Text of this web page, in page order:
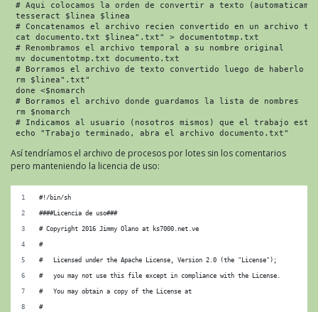
# Aqui colocamos la orden de convertir a texto
tesseract $linea $linea
# Concatenamos el archivo recien convertido en un archivo
cat documento.txt $linea".txt" > documentotmp.txt
# Renombramos el archivo temporal a su nombre original
mv documentotmp.txt documento.txt
# Borramos el archivo de texto convertido luego de haberlo
rm $linea".txt"
done <$nomarch
# Borramos el archivo donde guardamos la lista de nombres
rm $nomarch
# Indicamos al usuario (nosotros mismos) que el trabajo está
echo "Trabajo terminado, abra el archivo documento.txt"
Así tendríamos el archivo de procesos por lotes sin los comentarios
pero manteniendo la licencia de uso:
#!/bin/sh
####Licencia de uso###
# Copyright 2016 Jimmy Olano at ks7000.net.ve
#
#   Licensed under the Apache License, Version 2.0 (the "License");
#   you may not use this file except in compliance with the License.
#   You may obtain a copy of the License at
#